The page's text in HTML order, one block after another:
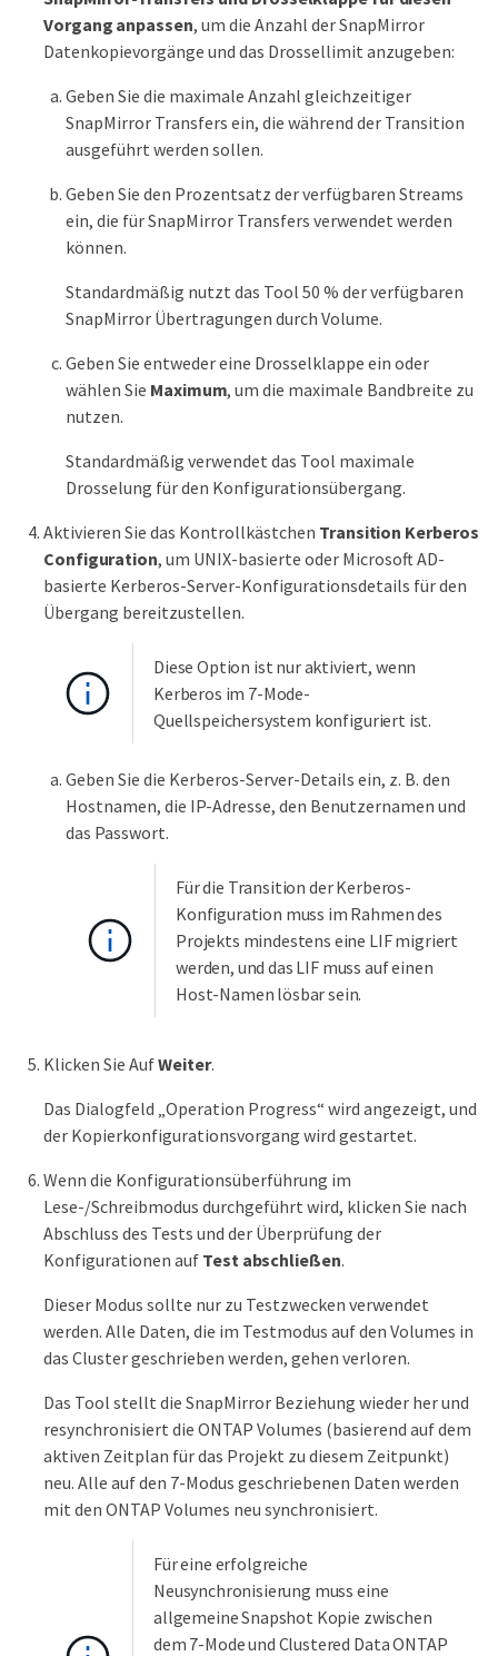
Vorgang anpassen, um die Anzahl der SnapMirror
Datenkopievorgänge und das Drossellimit anzugeben:
Geben Sie die maximale Anzahl gleichzeitiger
SnapMirror Transfers ein, die während der Transition
ausgeführt werden sollen.
Geben Sie den Prozentsatz der verfügbaren Streams
ein, die für SnapMirror Transfers verwendet werden
können.
Standardmäßig nutzt das Tool 50 % der verfügbaren
SnapMirror Übertragungen durch Volume.
Geben Sie entweder eine Drosselklappe ein oder
wählen Sie Maximum, um die maximale Bandbreite zu
nutzen.
Standardmäßig verwendet das Tool maximale
Drosselung für den Konfigurationsübergang.
Aktivieren Sie das Kontrollkästchen Transition Kerberos
Configuration, um UNIX-basierte oder Microsoft AD-
basierte Kerberos-Server-Konfigurationsdetails für den
Übergang bereitzustellen.
Diese Option ist nur aktiviert, wenn
Kerberos im 7-Mode-
Quellspeichersystem konfiguriert ist.
Geben Sie die Kerberos-Server-Details ein, z. B. den
Hostnamen, die IP-Adresse, den Benutzernamen und
das Passwort.
Für die Transition der Kerberos-
Konfiguration muss im Rahmen des
Projekts mindestens eine LIF migriert
werden, und das LIF muss auf einen
Host-Namen lösbar sein.
Klicken Sie AufWeiter.
Das Dialogfeld „Operation Progress“ wird angezeigt, und
der Kopierkonfigurationsvorgang wird gestartet.
Wenn die Konfigurationsüberführung im
Lese-/Schreibmodus durchgeführt wird, klicken Sie nach
Abschluss des Tests und der Überprüfung der
Konfigurationen auf Test abschließen.
Dieser Modus sollte nur zu Testzwecken verwendet
werden. Alle Daten, die im Testmodus auf den Volumes in
das Cluster geschrieben werden, gehen verloren.
Das Tool stellt die SnapMirror Beziehung wieder her und
resynchronisiert die ONTAP Volumes (basierend auf dem
aktiven Zeitplan für das Projekt zu diesem Zeitpunkt)
neu. Alle auf den 7-Modus geschriebenen Daten werden
mit den ONTAP Volumes neu synchronisiert.
Für eine erfolgreiche
Neusynchronisierung muss eine
allgemeine Snapshot Kopie zwischen
dem 7-Mode und Clustered Data ONTAP